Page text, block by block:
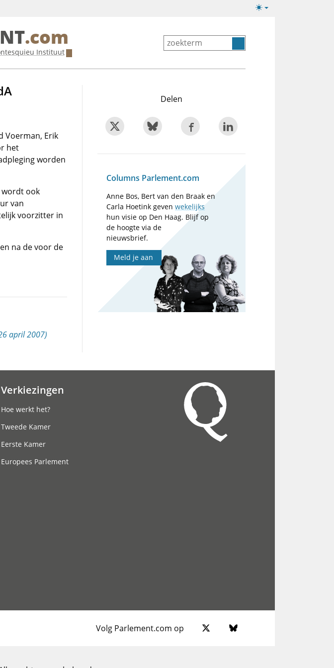
Lichte/donkere
.com
Instituut
Voerman, Erik
het
worden
wordt ook
van
voorzitter in
na de voor de
april 2007)
Delen
Columns Parlement.com
Anne Bos, Bert van den Braak en
Carla Hoetink gevenwekelijks
hun visie op Den Haag. Blijf op
de hoogte via de
nieuwsbrief.
Meld je aan
Verkiezingen
Hoe werkt het?
Tweede Kamer
Eerste Kamer
Europees Parlement
Volg Parlement.com op